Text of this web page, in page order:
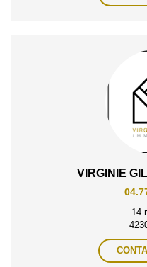
VIRGINIE
14